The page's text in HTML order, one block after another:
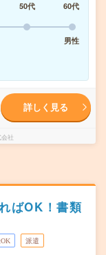
50代
60代
男性
詳しく見る
社
ばOK！書類
派遣